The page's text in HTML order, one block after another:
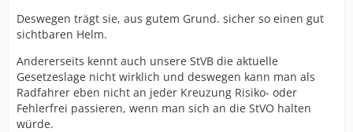
Deswegen trägt sie, aus gutem Grund. sicher so einen gut
sichtbaren Helm.
Andererseits kennt auch unsere StVB die aktuelle
Gesetzeslage nicht wirklich und deswegen kann man als
Radfahrer eben nicht an jeder Kreuzung Risiko- oder
Fehlerfrei passieren, wenn man sich an die StVO halten
würde.